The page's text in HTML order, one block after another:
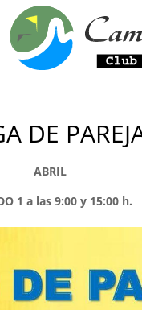
DE
ABRIL
1 a las 9:00 y 15:00 h.